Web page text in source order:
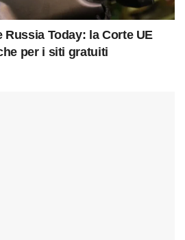
Today: la Corte UE
per i siti gratuiti